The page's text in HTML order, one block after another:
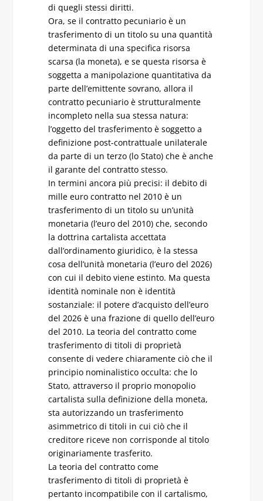
di quegli stessi diritti.
Ora, se il contratto pecuniario è un
trasferimento di un titolo su una quantità
determinata di una specifica risorsa
scarsa (la moneta), e se questa risorsa è
soggetta a manipolazione quantitativa da
parte dell’emittente sovrano, allora il
contratto pecuniario è strutturalmente
incompleto nella sua stessa natura:
l’oggetto del trasferimento è soggetto a
definizione post-contrattuale unilaterale
da parte di un terzo (lo Stato) che è anche
il garante del contratto stesso.
In termini ancora più precisi: il debito di
mille euro contratto nel 2010 è un
trasferimento di un titolo su un’unità
monetaria (l’euro del 2010) che, secondo
la dottrina cartalista accettata
dall’ordinamento giuridico, è la stessa
cosa dell’unità monetaria (l’euro del 2026)
con cui il debito viene estinto. Ma questa
identità nominale non è identità
sostanziale: il potere d’acquisto dell’euro
del 2026 è una frazione di quello dell’euro
del 2010. La teoria del contratto come
trasferimento di titoli di proprietà
consente di vedere chiaramente ciò che il
principio nominalistico occulta: che lo
Stato, attraverso il proprio monopolio
cartalista sulla definizione della moneta,
sta autorizzando un trasferimento
asimmetrico di titoli in cui ciò che il
creditore riceve non corrisponde al titolo
originariamente trasferito.
La teoria del contratto come
trasferimento di titoli di proprietà è
pertanto incompatibile con il cartalismo,